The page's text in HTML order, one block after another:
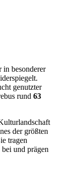
in besonderer
genutzter
rund 63
der größten
tragen
und prägen